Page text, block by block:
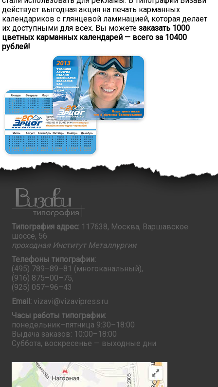
действует выгодная акция на печать карманных
календариков с глянцевой ламинацией, которая делает
их доступными для всех. Вы можете заказать 1000
цветных карманных календарей — всего за 10400
рублей!
Типография адрес: 117638, Москва, Варшавское
шоссе, 56
проходная Институт Металлургии
Телефоны типографии:
(495) 789–89–81 (многоканальный),
(916) 875–00–75,
(925) 057–96–43
Email: vizavi@vizavipress.ru
Часы работы типографии:
понедельник–пятница 9:30–18:00
Выдача заказов: 10:00–18:00
Суббота, воскресенье — выходные дни